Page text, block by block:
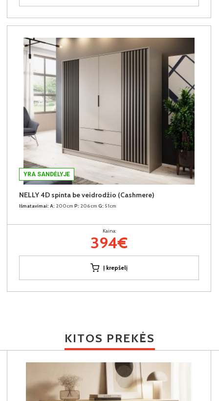
YRA SANDĖLYJE
NELLY 4D spinta be veidrodžio (Cashmere)
Išmatavimai: A: 200cm P: 206cm G: 51cm
Kaina:
394€
Į krepšelį
KITOS PREKĖS